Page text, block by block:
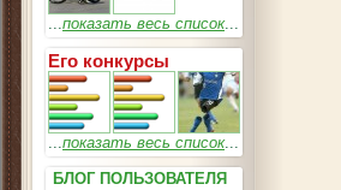
...показать весь список...
Его конкурсы
...показать весь список...
БЛОГ ПОЛЬЗОВАТЕЛЯ